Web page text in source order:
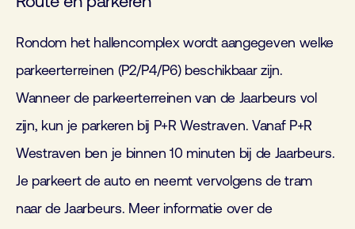
Rondom het hallencomplex wordt aangegeven welke
parkeerterreinen (P2/P4/P6) beschikbaar zijn.
Wanneer de parkeerterreinen van de Jaarbeurs vol
zijn, kun je parkeren bij P+R Westraven. Vanaf P+R
Westraven ben je binnen 10 minuten bij de Jaarbeurs.
Je parkeert de auto en neemt vervolgens de tram
naar de Jaarbeurs. Meer informatie over de